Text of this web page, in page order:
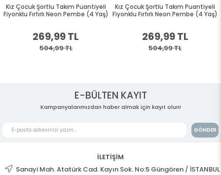
Kız Çocuk Şortlu Takım Puantiyeli
Fiyonklu Fırfırlı Neon Pembe (4 Yaş)
269,99 TL
504,99 TL
Kız Çocuk Şortlu Takım Puantiyeli
Fiyonklu Fırfırlı Neon Pembe (4 Yaş)
269,99 TL
504,99 TL
E-BÜLTEN KAYIT
Kampanyalarımızdan haber almak için kayıt olun!
GÖNDER
İLETİŞİM
Sanayi Mah. Atatürk Cad. Kayın Sok. No:5 Güngören / İSTANBUL